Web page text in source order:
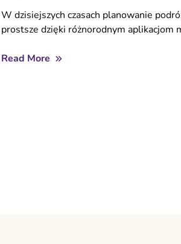
W dzisiejszych czasach planowanie
prostsze dzięki różnorodnym
Read More